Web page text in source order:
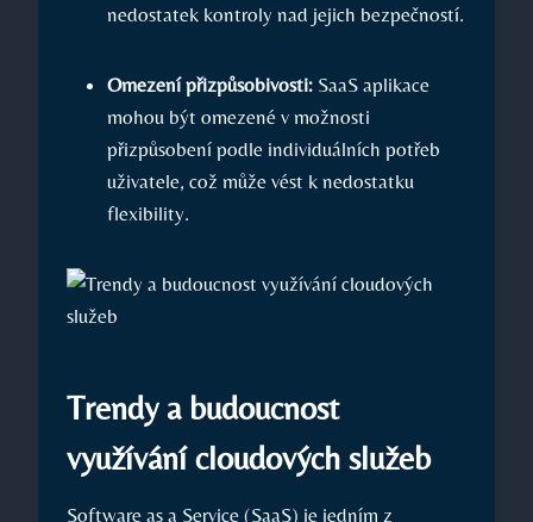
nedostatek kontroly nad jejich bezpečností.
Omezení přizpůsobivosti: SaaS aplikace
mohou být omezené v možnosti
přizpůsobení podle individuálních potřeb
uživatele, což může vést k nedostatku
flexibility.
Trendy a budoucnost
využívání cloudových služeb
Software as a Service (SaaS) je jedním z